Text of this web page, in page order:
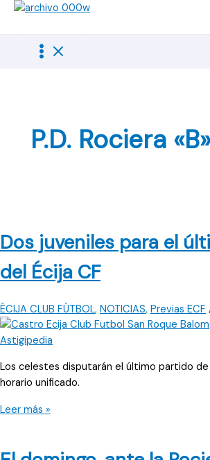
P.D. Rociera «B»
Dos juveniles para el
del Écija CF
ÉCIJA CLUB FÚTBOL, NOTICIAS, Previas ECF
Los celestes disputarán el último partido
horario unificado.
Dos
Leer más »